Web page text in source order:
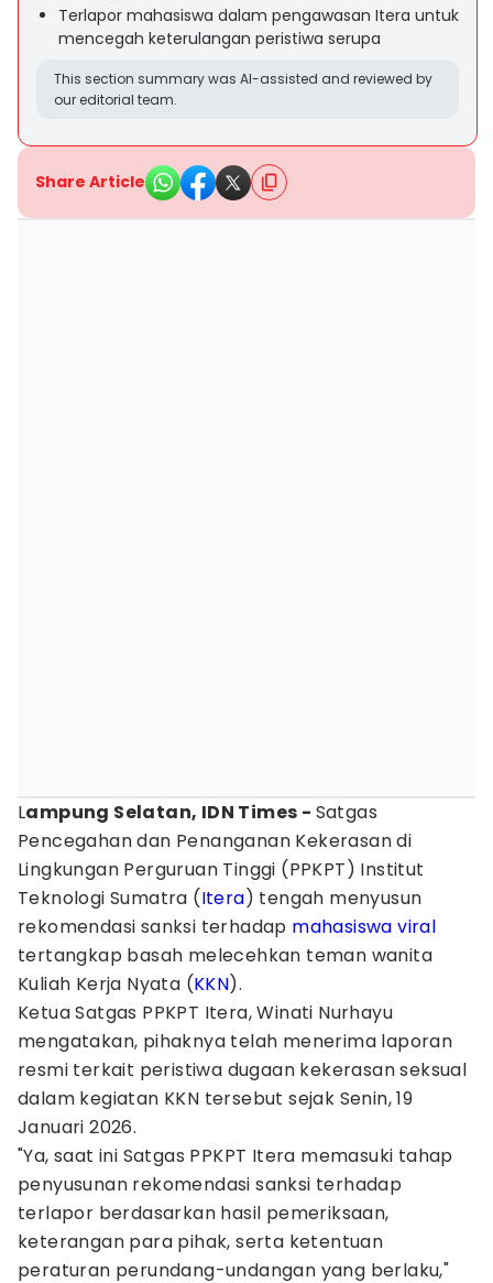
Terlapor mahasiswa dalam pengawasan Itera untuk
mencegah keterulangan peristiwa serupa
This section summary was AI-assisted and reviewed by
our editorial team.
Share Article
Lampung Selatan, IDN Times - Satgas
Pencegahan dan Penanganan Kekerasan di
Lingkungan Perguruan Tinggi (PPKPT) Institut
Teknologi Sumatra (Itera) tengah menyusun
rekomendasi sanksi terhadap mahasiswa viral
tertangkap basah melecehkan teman wanita
Kuliah Kerja Nyata (KKN).
Ketua Satgas PPKPT Itera, Winati Nurhayu
mengatakan, pihaknya telah menerima laporan
resmi terkait peristiwa dugaan kekerasan seksual
dalam kegiatan KKN tersebut sejak Senin, 19
Januari 2026.
"Ya, saat ini Satgas PPKPT Itera memasuki tahap
penyusunan rekomendasi sanksi terhadap
terlapor berdasarkan hasil pemeriksaan,
keterangan para pihak, serta ketentuan
peraturan perundang-undangan yang berlaku,"